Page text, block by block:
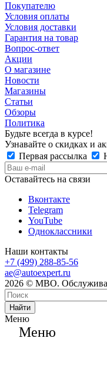
Покупателю
Условия оплаты
Условия доставки
Гарантия на товар
Вопрос-ответ
Акции
О магазине
Новости
Магазины
Статьи
Обзоры
Политика
Будьте всегда в курсе!
Узнавайте о скидках и
Первая рассылка
Оставайтесь на связи
Вконтакте
Telegram
YouTube
Одноклассники
Наши контакты
+7 (499) 288-85-56
ae@autoexpert.ru
2026 © МВО.
Найти
Меню
Меню